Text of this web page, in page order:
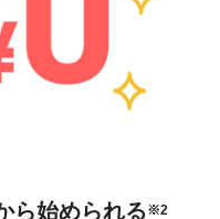
ら始められる※2